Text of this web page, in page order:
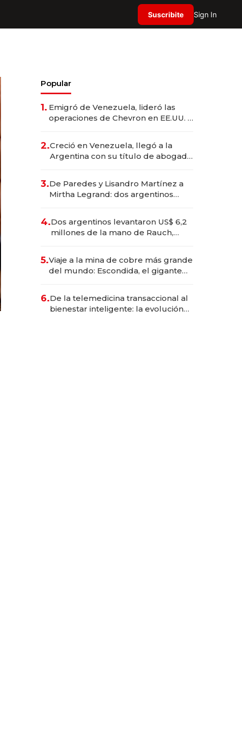
Suscribite Sign In
Popular
1. Emigró de Venezuela, lideró las
operaciones de Chevron en EE.UU. y
2.Creció en Venezuela, llegó a la
Argentina con su título de abogado
marcas "fast premium"
3.De Paredes y Lisandro Martínez a
Mirtha Legrand: dos argentinos
deportivo y el cuidado corporal
4.Dos argentinos levantaron US$ 6,2
millones de la mano de Rauch,
5.Viaje a la mina de cobre más grande
del mundo: Escondida, el gigante
6.De la telemedicina transaccional al
bienestar inteligente: la evolución